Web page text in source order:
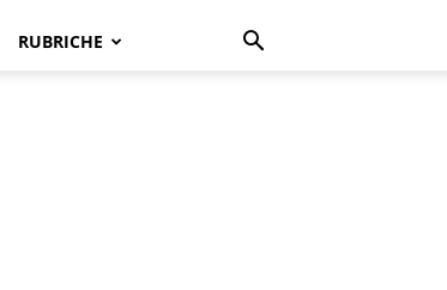
RUBRICHE